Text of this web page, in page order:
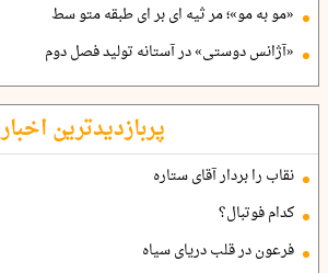
«مو به مو»؛ مر ثیه ای بر ای طبقه متو سط
«آژانس دوستی» در آستانه تولید فصل دوم
پربازدیدترین اخبار
نقاب را بردار آقای ستاره
کدام فوتبال؟
فرعون در قلب دریای سیاه